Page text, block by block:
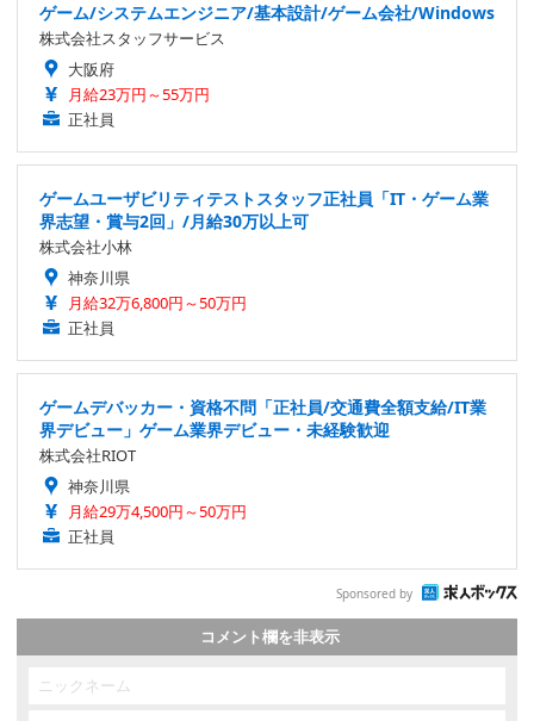
ゲーム/システムエンジニア/基本設計/ゲーム会社/Windows
株式会社スタッフサービス
大阪府
月給23万円～55万円
正社員
ゲームユーザビリティテストスタッフ正社員「IT・ゲーム業
界志望・賞与2回」/月給30万以上可
株式会社小林
神奈川県
月給32万6,800円～50万円
正社員
ゲームデバッカー・資格不問「正社員/交通費全額支給/IT業
界デビュー」ゲーム業界デビュー・未経験歓迎
株式会社RIOT
神奈川県
月給29万4,500円～50万円
正社員
Sponsored by
コメント欄を非表示